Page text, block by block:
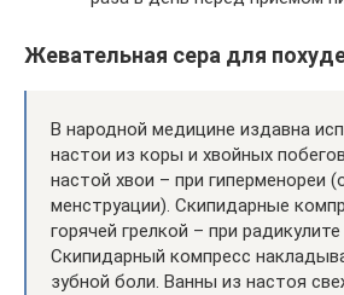
Жевательная сера для
В народной медицине издавна
настои из коры и хвойных
настой хвои – при гиперменореи
менструации). Скипидарные
горячей грелкой – при
Скипидарный компресс
зубной боли. Ванны из настоя